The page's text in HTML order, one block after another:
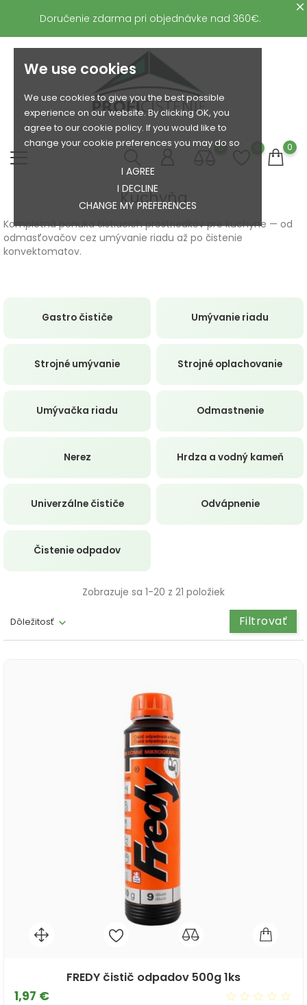
We use cookies
We use cookies to give you the best possible
experience on our website. By clicking OK, you
agree to our cookie policy. If you would like to
change your cookie preferences you may do so
I AGREE
I DECLINE
CHANGE MY PREFERENCES
Doručenie zdarma pri objednávke nad 360€.
0 0
Kuchyňa
Kompletná ponuka čistiacich prostriedkov pre kuchyne — od
odmasťovačov cez umývanie riadu až po čistenie
konvektomatov.
Gastro čističe Umývanie riadu
Strojné umývanie Strojné oplachovanie
Umývačka riadu Odmastnenie
Nerez Hrdza a vodný kameň
Univerzálne čističe Odvápnenie
Čistenie odpadov
Dôležitosť Filtrovať
Zobrazuje sa 1-20 z 21 položiek
FREDY čistič odpadov 500g 1ks
1,97 €Cena